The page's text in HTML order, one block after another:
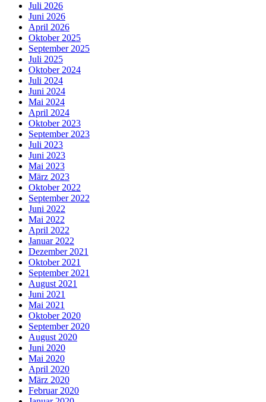
Juli 2026
Juni 2026
April 2026
Oktober 2025
September 2025
Juli 2025
Oktober 2024
Juli 2024
Juni 2024
Mai 2024
April 2024
Oktober 2023
September 2023
Juli 2023
Juni 2023
Mai 2023
März 2023
Oktober 2022
September 2022
Juni 2022
Mai 2022
April 2022
Januar 2022
Dezember 2021
Oktober 2021
September 2021
August 2021
Juni 2021
Mai 2021
Oktober 2020
September 2020
August 2020
Juni 2020
Mai 2020
April 2020
März 2020
Februar 2020